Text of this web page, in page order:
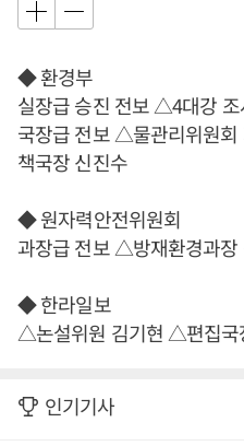
◆ 환경부
실장급 승진 전보 △4대강 조
국장급 전보 △물관리위원
책국장 신진수
◆ 원자력안전위원회
과장급 전보 △방재환경과장
◆ 한라일보
△논설위원 김기현 △편집
인기기사